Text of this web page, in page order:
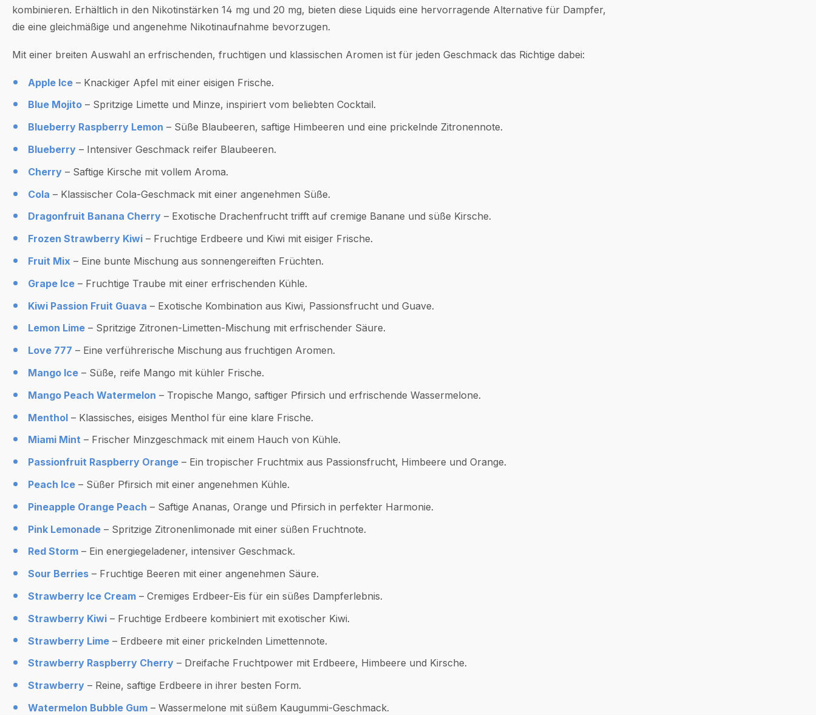
kombinieren. Erhältlich in den Nikotinstärken 14 mg und 20 mg, bieten diese Liquids eine hervorragende Alternative für Dampfer,
die eine gleichmäßige und angenehme Nikotinaufnahme bevorzugen.
Mit einer breiten Auswahl an erfrischenden, fruchtigen und klassischen Aromen ist für jeden Geschmack das Richtige dabei:
Apple Ice– Knackiger Apfel mit einer eisigen Frische.
Blue Mojito– Spritzige Limette und Minze, inspiriert vom beliebten Cocktail.
Blueberry Raspberry Lemon – Süße Blaubeeren, saftige Himbeeren und eine prickelnde Zitronennote.
Blueberry– Intensiver Geschmack reifer Blaubeeren.
Cherry– Saftige Kirsche mit vollem Aroma.
Cola – Klassischer Cola-Geschmack mit einer angenehmen Süße.
Dragonfruit Banana Cherry– Exotische Drachenfrucht trifft auf cremige Banane und süße Kirsche.
Frozen Strawberry Kiwi– Fruchtige Erdbeere und Kiwi mit eisiger Frische.
Fruit Mix – Eine bunte Mischung aus sonnengereiften Früchten.
Grape Ice– Fruchtige Traube mit einer erfrischenden Kühle.
Kiwi Passion Fruit Guava – Exotische Kombination aus Kiwi, Passionsfrucht und Guave.
Lemon Lime– Spritzige Zitronen-Limetten-Mischung mit erfrischender Säure.
Love 777 – Eine verführerische Mischung aus fruchtigen Aromen.
Mango Ice– Süße, reife Mango mit kühler Frische.
Mango Peach Watermelon – Tropische Mango, saftiger Pfirsich und erfrischende Wassermelone.
Menthol– Klassisches, eisiges Menthol für eine klare Frische.
Miami Mint – Frischer Minzgeschmack mit einem Hauch von Kühle.
Passionfruit Raspberry Orange– Ein tropischer Fruchtmix aus Passionsfrucht, Himbeere und Orange.
Peach Ice– Süßer Pfirsich mit einer angenehmen Kühle.
Pineapple Orange Peach – Saftige Ananas, Orange und Pfirsich in perfekter Harmonie.
Pink Lemonade– Spritzige Zitronenlimonade mit einer süßen Fruchtnote.
Red Storm– Ein energiegeladener, intensiver Geschmack.
Sour Berries– Fruchtige Beeren mit einer angenehmen Säure.
Strawberry Ice Cream– Cremiges Erdbeer-Eis für ein süßes Dampferlebnis.
Strawberry Kiwi– Fruchtige Erdbeere kombiniert mit exotischer Kiwi.
Strawberry Lime– Erdbeere mit einer prickelnden Limettennote.
Strawberry Raspberry Cherry– Dreifache Fruchtpower mit Erdbeere, Himbeere und Kirsche.
Strawberry– Reine, saftige Erdbeere in ihrer besten Form.
Watermelon Bubble Gum– Wassermelone mit süßem Kaugummi-Geschmack.